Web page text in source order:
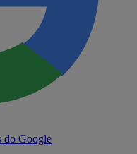
do Google